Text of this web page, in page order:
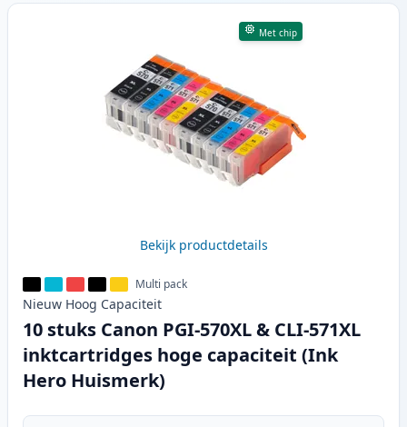
Met chip
Bekijk productdetails
Multi pack
Nieuw Hoog Capaciteit
10 stuks Canon PGI-570XL & CLI-571XL
inktcartridges hoge capaciteit (Ink
Hero Huismerk)